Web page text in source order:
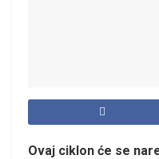
Ovaj ciklon će se